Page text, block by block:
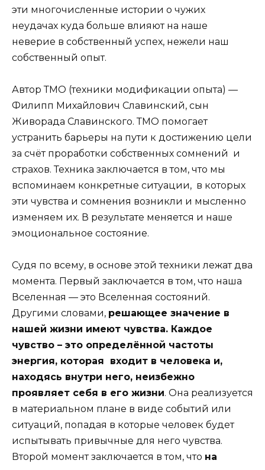
эти многочисленные истории о чужих
неудачах куда больше влияют на наше
неверие в собственный успех, нежели наш
собственный опыт.
Автор ТМО (техники модификации опыта) —
Филипп Михайлович Славинский, сын
Живорада Славинского. ТМО помогает
устранить барьеры на пути к достижению цели
за счёт проработки собственных сомнений и
страхов. Техника заключается в том, что мы
вспоминаем конкретные ситуации, в которых
эти чувства и сомнения возникли и мысленно
изменяем их. В результате меняется и наше
эмоциональное состояние.
Судя по всему, в основе этой техники лежат два
момента. Первый заключается в том, что наша
Вселенная — это Вселенная состояний.
Другими словами, решающее значение в
нашей жизни имеют чувства. Каждое
чувство – это определённой частоты
энергия, которая входит в человека и,
находясь внутри него, неизбежно
проявляет себя в его жизни. Она реализуется
в материальном плане в виде событий или
ситуаций, попадая в которые человек будет
испытывать привычные для него чувства.
Второй момент заключается в том, что на